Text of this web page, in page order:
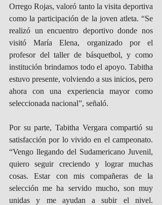
Orrego Rojas, valoró tanto la visita deportiva
como la participación de la joven atleta. “Se
realizó un encuentro deportivo donde nos
visitó María Elena, organizado por el
profesor del taller de básquetbol, y como
institución brindamos todo el apoyo. Tabitha
estuvo presente, volviendo a sus inicios, pero
ahora con una experiencia mayor como
seleccionada nacional”, señaló.
Por su parte, Tabitha Vergara compartió su
satisfacción por lo vivido en el campeonato.
“Vengo llegando del Sudamericano Juvenil,
quiero seguir creciendo y lograr muchas
cosas. Estar con mis compañeras de la
selección me ha servido mucho, son muy
unidas y me ayudan a subir el nivel.